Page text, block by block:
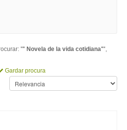
'" Novela de la vida cotidiana"',
Gardar procura